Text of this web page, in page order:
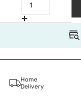
Home
Delivery